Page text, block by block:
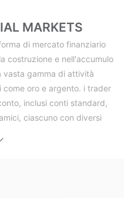
MARKETS
di mercato finanziario
costruzione e nell'accumulo
vasta gamma di attività
oro e argento. i trader
inclusi conti standard,
ciascuno con diversi
disponibile tramite e-mail,